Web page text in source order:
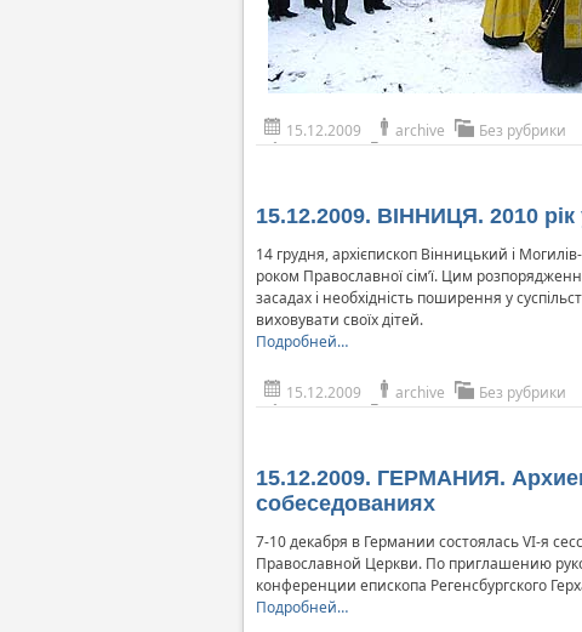
15.12.2009 archive Без рубрики
15.12.2009. ВІННИЦЯ. 2010 рік
14 грудня, архієпископ Вінницький і
роком Православної сім’ї. Цим
засадах і необхідність поширення у
виховувати своїх дітей.
Подробней…
15.12.2009 archive Без рубрики
15.12.2009. ГЕРМАНИЯ.
собеседованиях
7-10 декабря в Германии состоялась VI-я
Православной Церкви. По приглашению
конференции епископа Регенсбургского
Подробней…